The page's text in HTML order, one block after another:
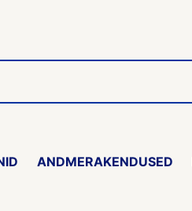
ANDMERAKENDUSED